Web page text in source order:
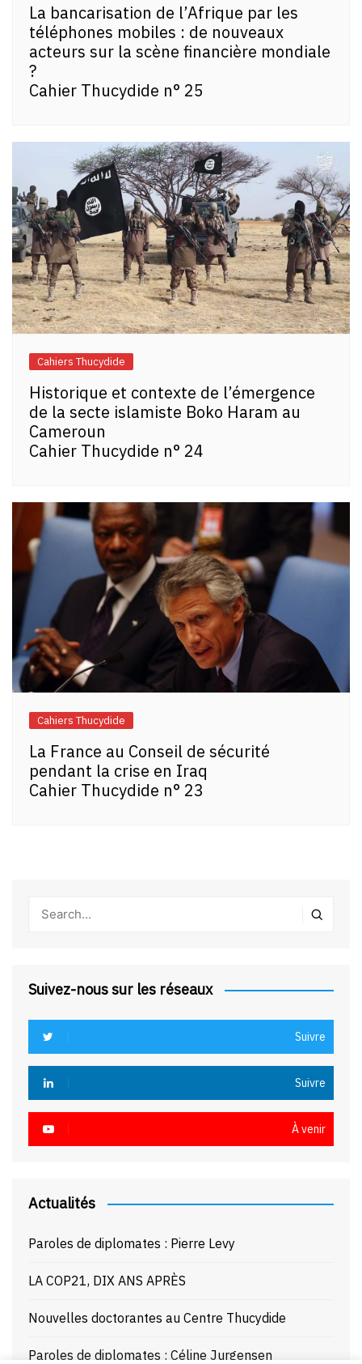
La bancarisation de l’Afrique par les
téléphones mobiles : de nouveaux
acteurs sur la scène financière mondiale
?
Cahier Thucydide n° 25
Cahiers Thucydide
Historique et contexte de l’émergence
de la secte islamiste Boko Haram au
Cameroun
Cahier Thucydide n° 24
Cahiers Thucydide
La France au Conseil de sécurité
pendant la crise en Iraq
Cahier Thucydide n° 23
Suivez-nous sur les réseaux
Suivre
Suivre
À venir
Actualités
Paroles de diplomates : Pierre Levy
LA COP21, DIX ANS APRÈS
Nouvelles doctorantes au Centre Thucydide
Paroles de diplomates : Céline Jurgensen